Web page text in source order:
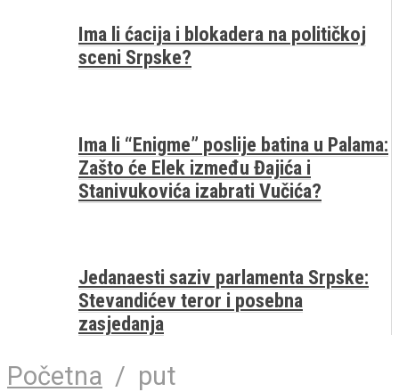
Ima li ćacija i blokadera na političkoj
sceni Srpske?
Ima li “Enigme” poslije batina u Palama:
Zašto će Elek između Đajića i
Stanivukovića izabrati Vučića?
Jedanaesti saziv parlamenta Srpske:
Stevandićev teror i posebna
zasjedanja
Početna / put